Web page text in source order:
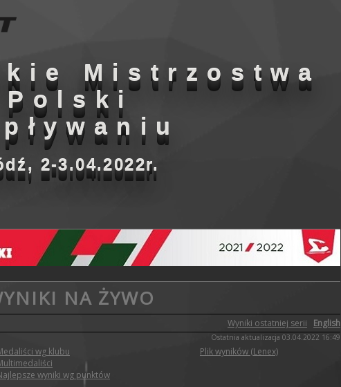
Mistrzostwa
Polski
2-3.04.2022r.
NA ŻYWO
Wyniki ostatniej serii English
Ostatnia aktualizacja 03.04.2022 16:49
wg klubu
Plik wyników (Lenex)
wyniki wg punktów